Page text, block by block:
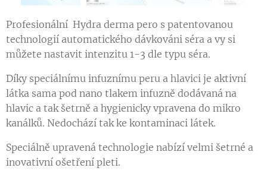
Profesionální Hydra derma pero s patentovanou
technologií automatického dávkováni séra a vy si
můžete nastavit intenzitu 1-3 dle typu séra.
Díky speciálnímu infuznímu peru a hlavici je aktivní
látka sama pod nano tlakem infuzně dodávaná na
hlavic a tak šetrně a hygienicky vpravena do mikro
kanálků. Nedochází tak ke kontaminaci látek.
Speciálně upravená technologie nabízí velmi šetrné a
inovativní ošetření pleti.